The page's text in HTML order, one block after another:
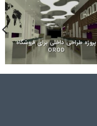
پروژه طراحی داخلی برای فروشگاه
OROD